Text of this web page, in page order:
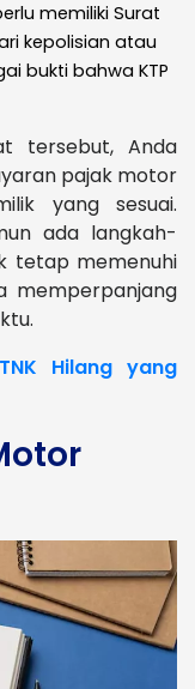
memiliki Surat
kepolisian atau
bukti bahwa KTP
tersebut, Anda
pajak motor
yang sesuai.
ada langkah-
tetap memenuhi
memperpanjang
Hilang yang